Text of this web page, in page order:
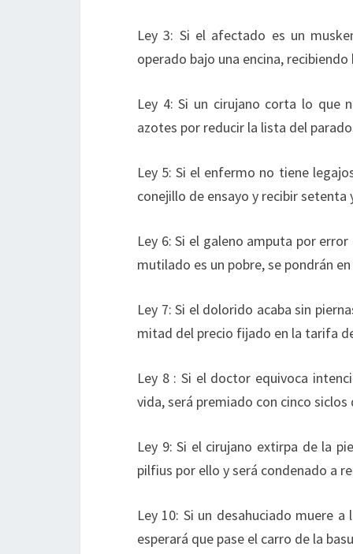
Ley 3: Si el afectado es un
operado bajo una encina,
Ley 4: Si un cirujano corta lo que
azotes por reducir la lista del
Ley 5: Si el enfermo no tiene
conejillo de ensayo y recibir
Ley 6: Si el galeno amputa por
mutilado es un pobre, se pondrán
Ley 7: Si el dolorido acaba sin
mitad del precio fijado en la tarifa
Ley 8 : Si el doctor equivoca
vida, será premiado con cinco
Ley 9: Si el cirujano extirpa de la
pilfius por ello y será condenado a
Ley 10: Si un desahuciado muere
esperará que pase el carro de la